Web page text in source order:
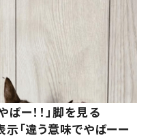
ー！！」脚を見る
「違う意味でやばーー